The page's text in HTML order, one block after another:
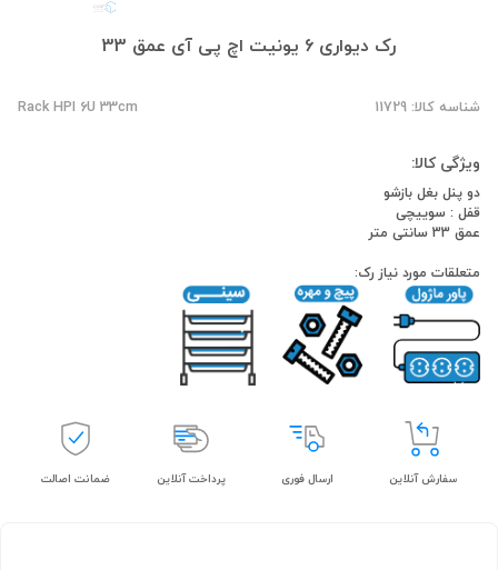
رک دیواری 6 یونیت اچ پی آی عمق 33
شناسه کالا: 11729 Rack HPI 6U 33cm
ویژگی کالا:
دو پنل بغل بازشو
قفل : سوییچی
عمق 33 سانتی متر
متعلقات مورد نیاز رک:
سفارش آنلاین ارسال فوری پرداخت آنلاین ضمانت اصالت